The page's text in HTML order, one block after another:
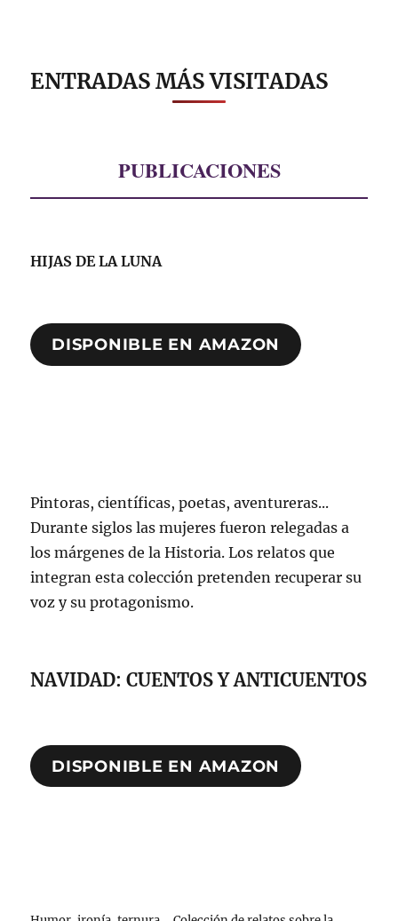
ENTRADAS MÁS VISITADAS
PUBLICACIONES
HIJAS DE LA LUNA
DISPONIBLE EN AMAZON
Pintoras, científicas, poetas, aventureras...
Durante siglos las mujeres fueron relegadas a
los márgenes de la Historia. Los relatos que
integran esta colección pretenden recuperar su
voz y su protagonismo.
NAVIDAD: CUENTOS Y ANTICUENTOS
DISPONIBLE EN AMAZON